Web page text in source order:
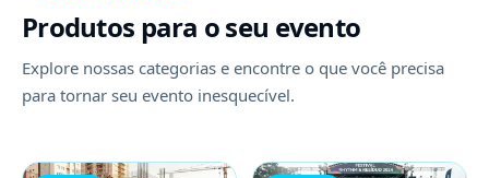
Produtos para o seu evento
Explore nossas categorias e encontre o que você precisa
para tornar seu evento inesquecível.